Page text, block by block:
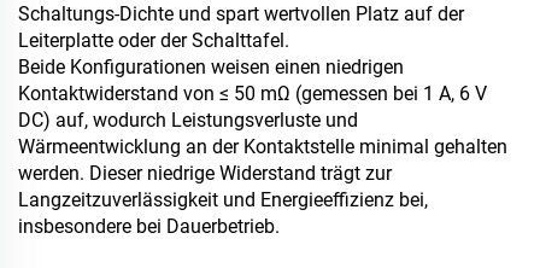
Schaltungs-Dichte und spart wertvollen Platz auf der
Leiterplatte oder der Schalttafel.
Beide Konfigurationen weisen einen niedrigen
Kontaktwiderstand von ≤ 50 mΩ (gemessen bei 1 A, 6 V
DC) auf, wodurch Leistungsverluste und
Wärmeentwicklung an der Kontaktstelle minimal gehalten
werden. Dieser niedrige Widerstand trägt zur
Langzeitzuverlässigkeit und Energieeffizienz bei,
insbesondere bei Dauerbetrieb.